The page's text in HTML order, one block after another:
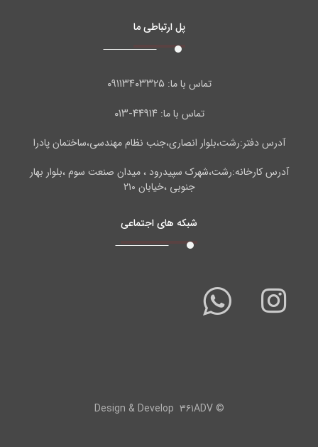
پل ارتباطی ما
تماس با ما:۰۹۱۱۳۴۰۳۳۲۵
تماس با ما: ۴۴۹۱۴-۰۱۳
آدرس دفتر:رشت،بلوار انصاری،جنب نظام مهندسی،ساختمان پادرا
آدرس کارخانه:رشت،شهرک سپیدرود ، میدان صنعت سوم ،بلوار بهار
جنوبی ،خیابان ۲۱۰
شبکه های اجتماعی
© Design & Develop۳۶۱ADV